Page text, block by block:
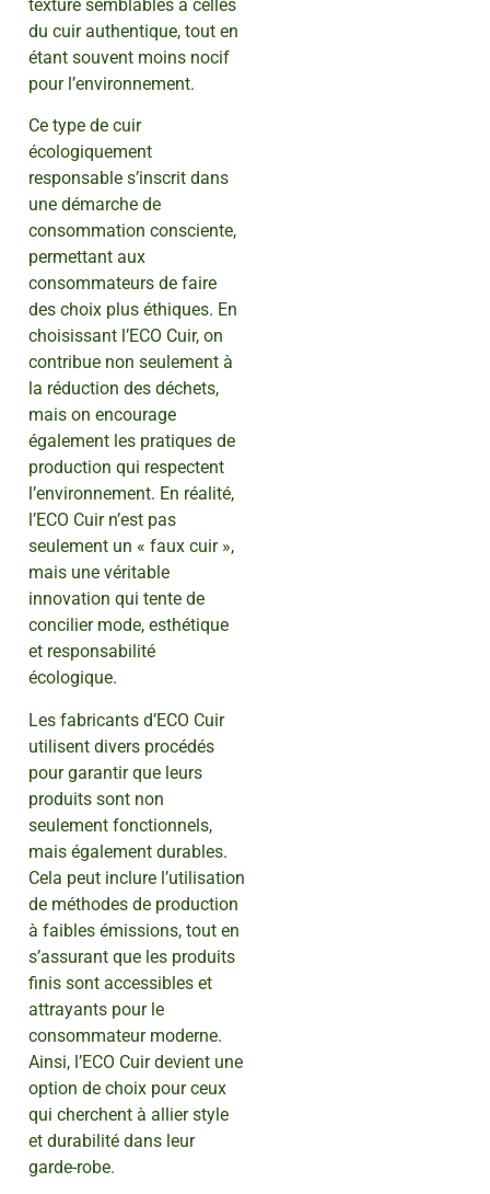
texture semblables à celles
du cuir authentique, tout en
étant souvent moins nocif
pour l’environnement.
Ce type de cuir
écologiquement
responsable s’inscrit dans
une démarche de
consommation consciente,
permettant aux
consommateurs de faire
des choix plus éthiques. En
choisissant l’ECO Cuir, on
contribue non seulement à
la réduction des déchets,
mais on encourage
également les pratiques de
production qui respectent
l’environnement. En réalité,
l’ECO Cuir n’est pas
seulement un « faux cuir »,
mais une véritable
innovation qui tente de
concilier mode, esthétique
et responsabilité
écologique.
Les fabricants d’ECO Cuir
utilisent divers procédés
pour garantir que leurs
produits sont non
seulement fonctionnels,
mais également durables.
Cela peut inclure l’utilisation
de méthodes de production
à faibles émissions, tout en
s’assurant que les produits
finis sont accessibles et
attrayants pour le
consommateur moderne.
Ainsi, l’ECO Cuir devient une
option de choix pour ceux
qui cherchent à allier style
et durabilité dans leur
garde-robe.